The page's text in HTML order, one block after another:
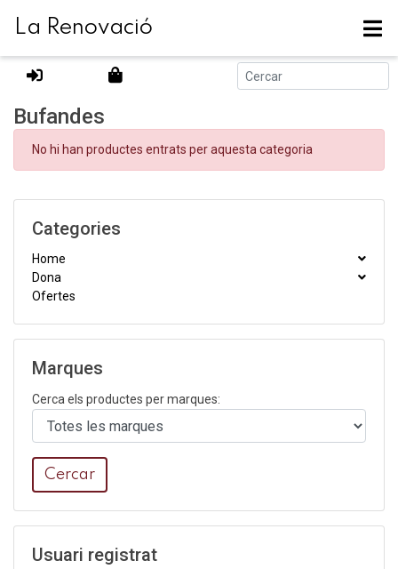
La Renovació
Actualment es troba a: Bufandes
Categories
Home
Dona
Ofertes
Marques
Cerca els productes per marques:
Cercar
Usuari registrat
Bufandes
No hi han productes entrats per aquesta categoria